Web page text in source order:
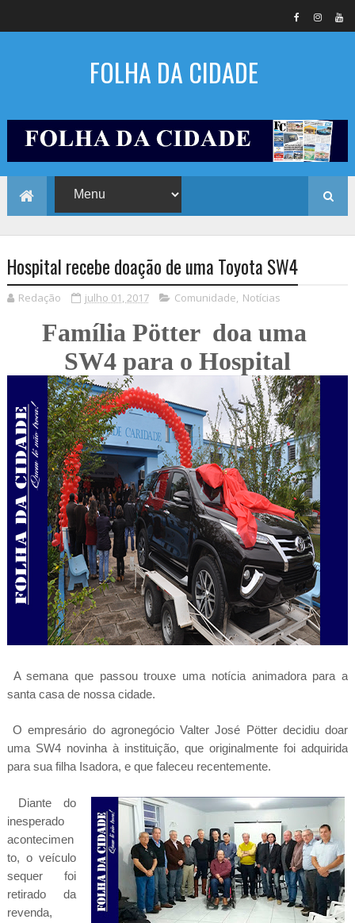
FOLHA DA CIDADE
Hospital recebe doação de uma Toyota SW4
Redação julho 01, 2017 Comunidade, Notícias
Família Pötter doa uma
SW4 para o Hospital
A semana que passou trouxe uma notícia animadora para a
santa casa de nossa cidade.
O empresário do agronegócio Valter José Pötter decidiu doar
uma SW4 novinha à instituição, que originalmente foi adquirida
para sua filha Isadora, e que faleceu recentemente.
Diante do
inesperado
acontecimen
to, o veículo
sequer foi
retirado da
revenda,